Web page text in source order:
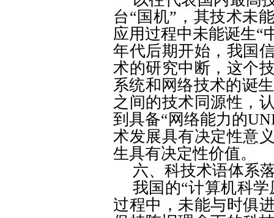
台“国机”，其技术未
应用过程中未能诞生“
年代后期开始，我国
术的研究中断，这个
系统和网络技术的诞
之间的技术同源性，
到具备“网络能力的
术发展具有决定性意
生具有决定性价值。
六、科技术语体系
我国的“计算机科
过程中，未能与时俱